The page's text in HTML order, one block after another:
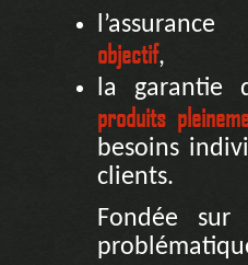
l’assurance
objectif,
la garantie
produits
besoins
clients.
Fondée sur